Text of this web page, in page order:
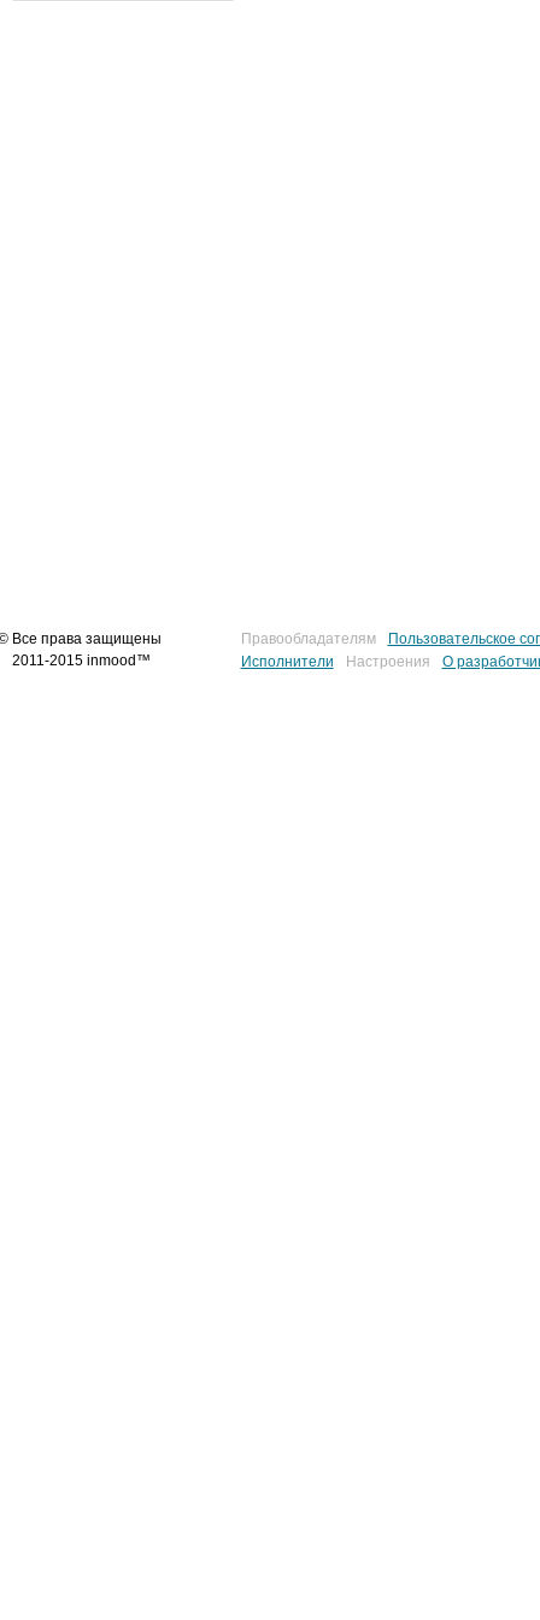
Все права защищены
2011-2015 inmood™
Правообладателям
Пользовательское
Исполнители
Настроения О